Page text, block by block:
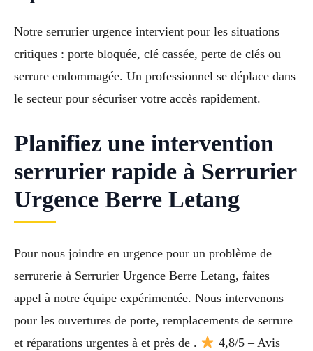
Notre serrurier urgence intervient pour les situations
critiques : porte bloquée, clé cassée, perte de clés ou
serrure endommagée. Un professionnel se déplace dans
le secteur pour sécuriser votre accès rapidement.
Planifiez une intervention
serrurier rapide à Serrurier
Urgence Berre Letang
Pour nous joindre en urgence pour un problème de
serrurerie à Serrurier Urgence Berre Letang, faites
appel à notre équipe expérimentée. Nous intervenons
pour les ouvertures de porte, remplacements de serrure
et réparations urgentes à et près de .
4,8/5 – Avis